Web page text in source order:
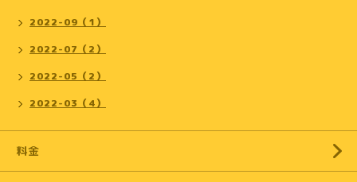
2022-09（1）
2022-07（2）
2022-05（2）
2022-03（4）
料金